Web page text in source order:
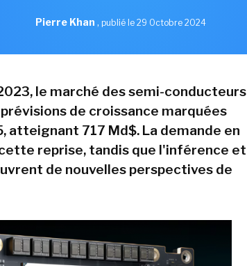
Pierre Khan , publié le 29 Octobre 2024
le marché des semi-conducteurs
de croissance marquées
atteignant 717 Md$. La demande en
reprise, tandis que l'inférence et
de nouvelles perspectives de